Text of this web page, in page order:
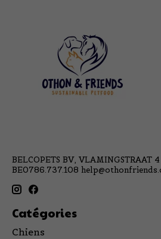
BELCOPETS BV, VLAMINGSTRAAT
BE0786.737.108
Catégories
Chiens